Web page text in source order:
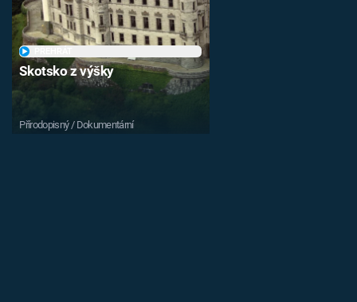
Skotsko z výšky
Přírodopisný / Dokumentární